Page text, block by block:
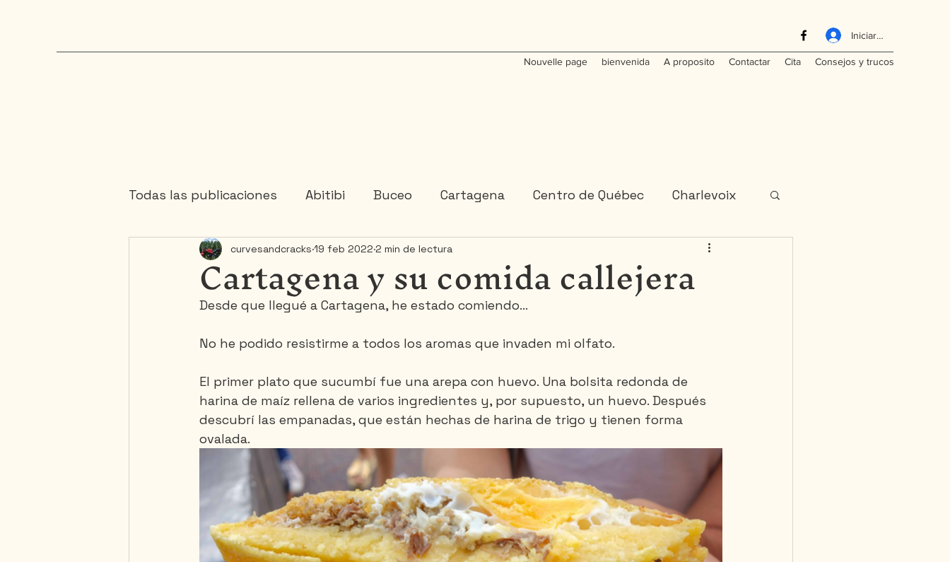
Iniciar sesión
Nouvelle page bienvenida A proposito Contactar Cita Consejos y trucos
Todas las publicaciones Abitibi Buceo Cartagena Centro de Québec Charlevoix
Chaudière-Appalaches Colombia Estados-Unidenses Laos
Maritimes Mauricie México Ontario Portugal
Cartagena y su comida callejera
curvesandcracks 19 feb 2022 2 min de lectura
Desde que llegué a Cartagena, he estado comiendo…
No he podido resistirme a todos los aromas que invaden mi olfato.
El primer plato que sucumbí fue una arepa con huevo. Una bolsita redonda de
harina de maíz rellena de varios ingredientes y, por supuesto, un huevo. Después
descubrí las empanadas, que están hechas de harina de trigo y tienen forma
ovalada.